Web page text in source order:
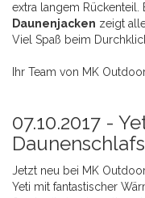
extra langem Rückenteil.
Daunenjacken zeigt
Viel Spaß beim
Ihr Team von MK
07.10.2017 -
Jetzt neu bei MK
Yeti mit fantastischer